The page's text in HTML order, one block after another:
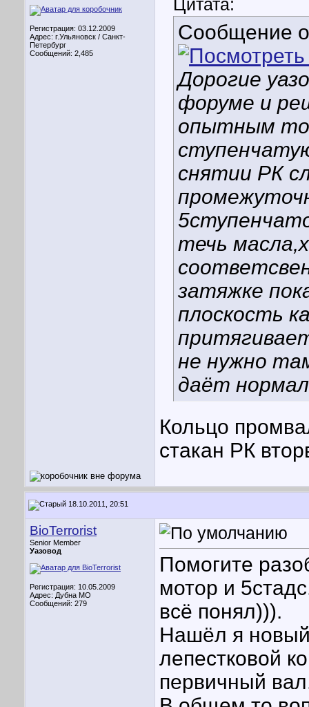
Регистрация: 03.12.2009
Адрес: г.Ульяновск / Санкт-
Петербург
Сообщений: 2,485
Цитата:
Сообщение
Дорогие
форуме и
опытным
снятии РК
течь
затяжке
плоскость
не нужно
даёт
Кольцо
стакан РК
18.10.2011, 20:51
BioTerrorist
Senior Member
Уазовод
Регистрация: 10.05.2009
Адрес: Дубна МО
Сообщений: 279
Помогите
мотор и
всё понял))).
Нашёл я
лепестковой
первичный